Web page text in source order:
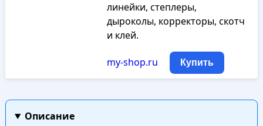
линейки, степлеры,
дыроколы, корректоры, скотч
и клей.
my-shop.ru Купить
Описание